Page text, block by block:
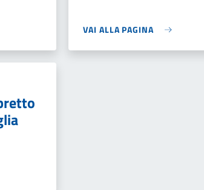
VAI ALLA PAGINA